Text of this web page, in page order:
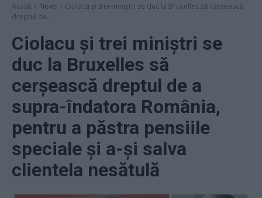
Acasă News
Ciolacu și trei miniștri se duc la Bruxelles să cerșească
dreptul de...
Ciolacu și trei miniștri se
duc la Bruxelles să
cerșească dreptul de a
supra-îndatora România,
pentru a păstra pensiile
speciale și a-și salva
clientela nesătulă